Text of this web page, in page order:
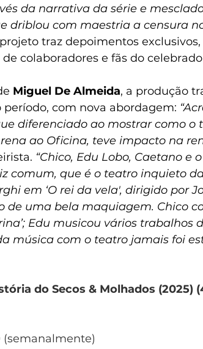
da narrativa da série e
driblou com maestria a censura
traz depoimentos
colaboradores e fãs do
Miguel De Almeida, a produção
com nova abordagem:
diferenciado ao mostrar como o
ao Oficina, teve impacto na
“Chico, Edu Lobo, Caetano e
comum, que é o teatro inquieto
em ‘O rei da vela', dirigido por
de uma bela maquiagem. Chico
Edu musicou vários trabalhos
música com o teatro jamais foi
do Secos & Molhados (2025)
(semanalmente)